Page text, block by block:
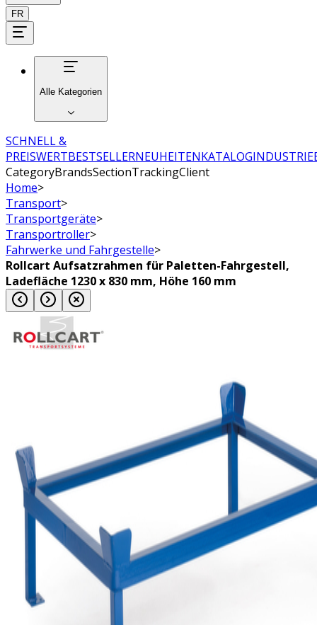
FR
Alle Kategorien
SCHNELL &
PREISWERTBESTSELLERNEUHEITENKATALOG
CategoryBrandsSectionTrackingClient
Home>
Transport>
Transportgeräte>
Transportroller>
Fahrwerke und Fahrgestelle>
Rollcart Aufsatzrahmen für Paletten-Fahrgestell,
Ladefläche 1230 x 830 mm, Höhe 160 mm